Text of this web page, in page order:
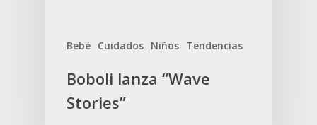
Bebé Cuidados Niños Tendencias
Boboli lanza “Wave
Stories”